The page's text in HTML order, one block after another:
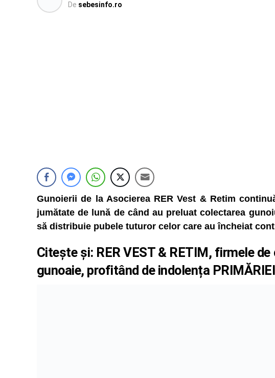
De sebesinfo.ro
Gunoierii de la Asocierea RER Vest & Retim
jumătate de lună de când au preluat colectarea
să distribuie pubele tuturor celor care au încheiat
Citește și: RER VEST & RETIM, firmele
gunoaie, profitând de indolența PRIMĂRIEI